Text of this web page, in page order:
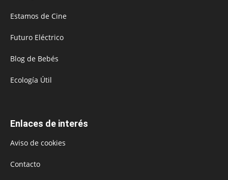
Estamos de Cine
Futuro Eléctrico
Blog de Bebés
Ecología Útil
Enlaces de interés
Aviso de cookies
Contacto